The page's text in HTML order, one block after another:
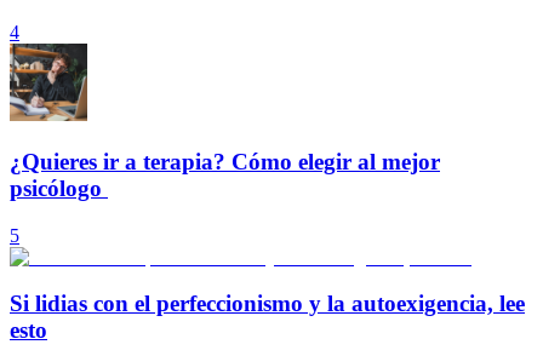
4
¿Quieres ir a terapia? Cómo elegir al mejor
psicólogo
5
Si lidias con el perfeccionismo y la autoexigencia, lee
esto